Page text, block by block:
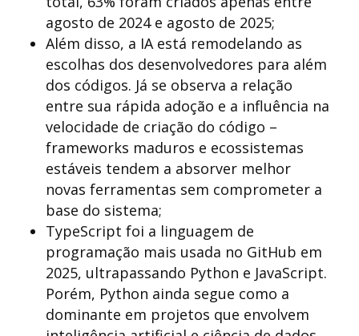
agosto de 2024 e agosto de 2025;
Além disso, a IA está remodelando as
escolhas dos desenvolvedores para além
dos códigos. Já se observa a relação
entre sua rápida adoção e a influência na
velocidade de criação do código –
frameworks maduros e ecossistemas
estáveis tendem a absorver melhor
novas ferramentas sem comprometer a
base do sistema;
TypeScript foi a linguagem de
programação mais usada no GitHub em
2025, ultrapassando Python e JavaScript.
Porém, Python ainda segue como a
dominante em projetos que envolvem